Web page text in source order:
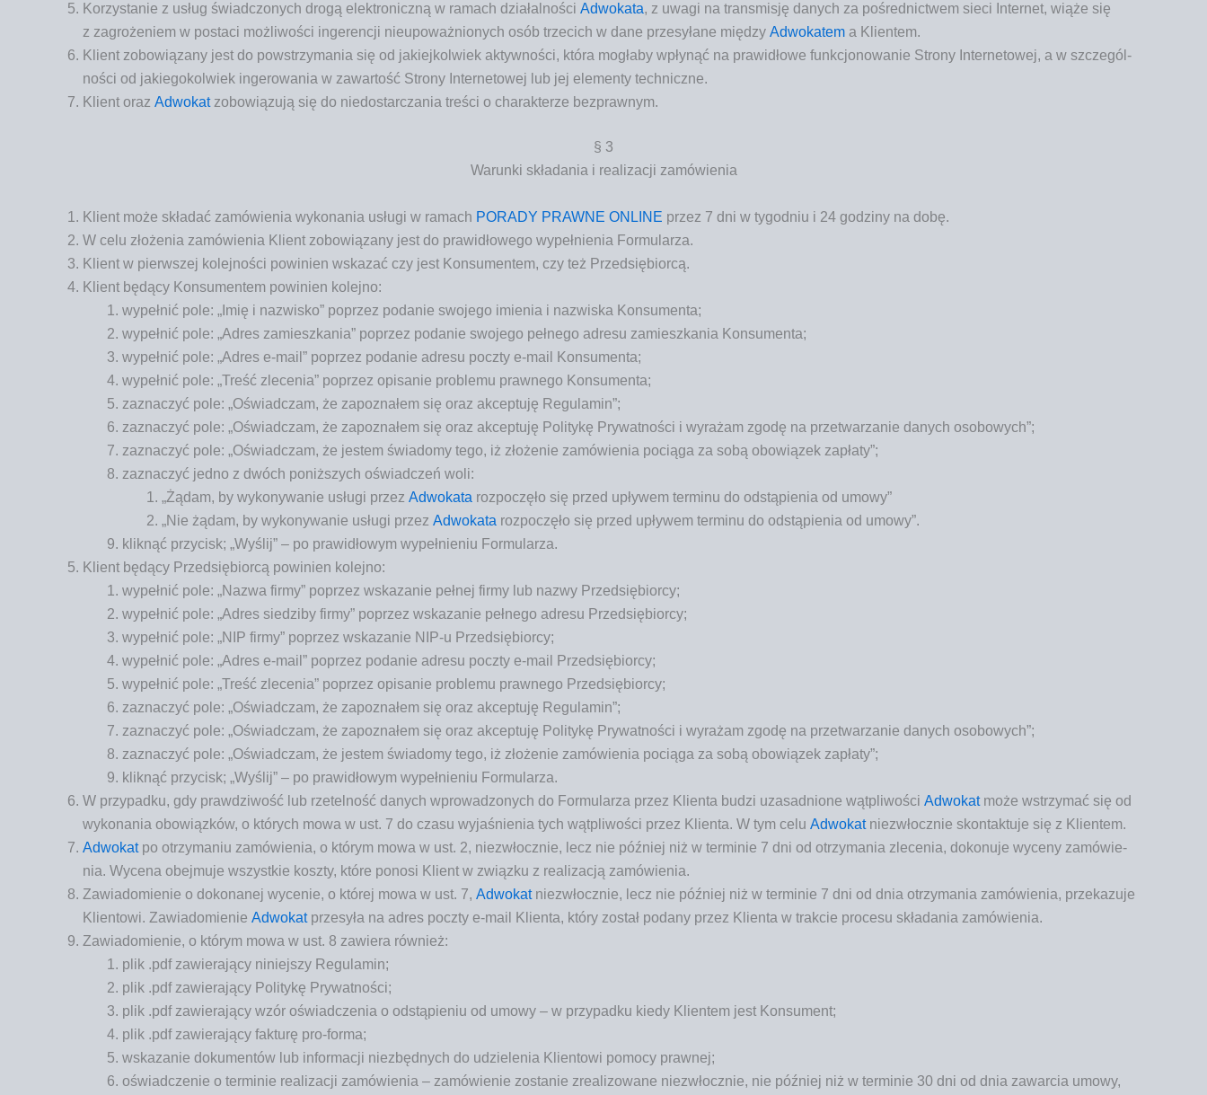
Korzy­sta­nie z usług świad­czo­nych dro­gą elek­tro­nicz­ną w ramach dzia­łal­no­ści Adwo­ka­ta, z uwa­gi na trans­mi­sję danych za pośred­nic­twem sie­ci Inter­net, wią­że się
z zagro­że­niem w posta­ci moż­li­wo­ści inge­ren­cji nie­upo­waż­nio­nych osób trze­cich w dane prze­sy­ła­ne mię­dzy Adwo­ka­tem a Klientem.
Klient zobo­wią­za­ny jest do powstrzy­ma­nia się od jakiej­kol­wiek aktyw­no­ści, któ­ra mogła­by wpły­nąć na pra­wi­dło­we funk­cjo­no­wa­nie Stro­ny Inter­ne­to­wej, a w szcze­gól­
no­ści od jakie­go­kol­wiek inge­ro­wa­nia w zawar­tość Stro­ny Inter­ne­to­wej lub jej ele­men­ty techniczne.
Klient oraz Adwo­katzobo­wią­zu­ją się do nie­do­star­cza­nia tre­ści o cha­rak­te­rze bezprawnym.
§ 3
Warun­ki skła­da­nia i reali­za­cji zamówienia
Klient może skła­dać zamó­wie­nia wyko­na­nia usłu­gi w ramach PORADY PRAWNE ONLINE przez 7 dni w tygo­dniu i 24 godzi­ny na dobę.
W celu zło­że­nia zamó­wie­nia Klient zobo­wią­za­ny jest do pra­wi­dło­we­go wypeł­nie­nia Formularza.
Klient w pierw­szej kolej­no­ści powi­nien wska­zać czy jest Kon­su­men­tem, czy też Przedsiębiorcą.
Klient będą­cy Kon­su­men­tem powi­nien kolejno:
wypeł­nić pole: „Imię i nazwi­sko” poprzez poda­nie swo­je­go imie­nia i nazwi­ska Konsumenta;
wypeł­nić pole: „Adres zamiesz­ka­nia” poprzez poda­nie swo­je­go peł­ne­go adre­su zamiesz­ka­nia Konsumenta;
wypeł­nić pole: „Adres e‑mail” poprzez poda­nie adre­su pocz­ty e‑mail Konsumenta;
wypeł­nić pole: „Treść zle­ce­nia” poprzez opi­sa­nie pro­ble­mu praw­ne­go Konsumenta;
zazna­czyć pole: „Oświad­czam, że zapo­zna­łem się oraz akcep­tu­ję Regulamin”;
zazna­czyć pole: „Oświad­czam, że zapo­zna­łem się oraz akcep­tu­ję Poli­ty­kę Pry­wat­no­ści i wyra­żam zgo­dę na prze­twa­rza­nie danych osobowych”;
zazna­czyć pole: „Oświad­czam, że jestem świa­do­my tego, iż zło­że­nie zamó­wie­nia pocią­ga za sobą obo­wią­zek zapłaty”;
zazna­czyć jed­no z dwóch poniż­szych oświad­czeń woli:
„Żądam, by wyko­ny­wa­nie usłu­gi przez Adwo­ka­ta roz­po­czę­ło się przed upły­wem ter­mi­nu do odstą­pie­nia od umowy”
„Nie żądam, by wyko­ny­wa­nie usłu­gi przez Adwo­ka­ta roz­po­czę­ło się przed upły­wem ter­mi­nu do odstą­pie­nia od umowy”.
klik­nąć przy­cisk; „Wyślij” – po pra­wi­dło­wym wypeł­nie­niu Formularza.
Klient będą­cy Przed­się­bior­cą powi­nien kolejno:
wypeł­nić pole: „Nazwa fir­my” poprzez wska­za­nie peł­nej fir­my lub nazwy Przedsiębiorcy;
wypeł­nić pole: „Adres sie­dzi­by fir­my” poprzez wska­za­nie peł­ne­go adre­su Przedsiębiorcy;
wypeł­nić pole: „NIP fir­my” poprzez wska­za­nie NIP‑u Przedsiębiorcy;
wypeł­nić pole: „Adres e‑mail” poprzez poda­nie adre­su pocz­ty e‑mail Przedsiębiorcy;
wypeł­nić pole: „Treść zle­ce­nia” poprzez opi­sa­nie pro­ble­mu praw­ne­go Przedsiębiorcy;
zazna­czyć pole: „Oświad­czam, że zapo­zna­łem się oraz akcep­tu­ję Regulamin”;
zazna­czyć pole: „Oświad­czam, że zapo­zna­łem się oraz akcep­tu­ję Poli­ty­kę Pry­wat­no­ści i wyra­żam zgo­dę na prze­twa­rza­nie danych osobowych”;
zazna­czyć pole: „Oświad­czam, że jestem świa­do­my tego, iż zło­że­nie zamó­wie­nia pocią­ga za sobą obo­wią­zek zapłaty”;
klik­nąć przy­cisk; „Wyślij” – po pra­wi­dło­wym wypeł­nie­niu Formularza.
W przy­pad­ku, gdy praw­dzi­wość lub rze­tel­ność danych wpro­wa­dzo­nych do For­mu­la­rza przez Klien­ta budzi uza­sad­nio­ne wąt­pli­wo­ści Adwo­katmoże wstrzy­mać się od
wyko­na­nia obo­wiąz­ków, o któ­rych mowa w ust. 7 do cza­su wyja­śnie­nia tych wąt­pli­wo­ści przez Klien­ta. W tym celu Adwo­katnie­zwłocz­nie skon­tak­tu­je się z Klientem.
Adwo­katpo otrzy­ma­niu zamó­wie­nia, o któ­rym mowa w ust. 2, nie­zwłocz­nie, lecz nie póź­niej niż w ter­mi­nie 7 dni od otrzy­ma­nia zle­ce­nia, doko­nu­je wyce­ny zamó­wie­
nia. Wyce­na obej­mu­je wszyst­kie kosz­ty, któ­re pono­si Klient w związ­ku z reali­za­cją zamówienia.
Zawia­do­mie­nie o doko­na­nej wyce­nie, o któ­rej mowa w ust. 7, Adwo­kat nie­zwłocz­nie, lecz nie póź­niej niż w ter­mi­nie 7 dni od dnia otrzy­ma­nia zamó­wie­nia, prze­ka­zu­je
Klien­to­wi. Zawia­do­mie­nie Adwo­katprze­sy­ła na adres pocz­ty e‑mail Klien­ta, któ­ry został poda­ny przez Klien­ta w trak­cie pro­ce­su skła­da­nia zamówienia.
Zawia­do­mie­nie, o któ­rym mowa w ust. 8 zawie­ra również:
plik .pdf zawie­ra­ją­cy niniej­szy Regulamin;
plik .pdf zawie­ra­ją­cy Poli­ty­kę Prywatności;
plik .pdf zawie­ra­ją­cy wzór oświad­cze­nia o odstą­pie­niu od umo­wy – w przy­pad­ku kie­dy Klien­tem jest Konsument;
plik .pdf zawie­ra­ją­cy fak­tu­rę pro-forma;
wska­za­nie doku­men­tów lub infor­ma­cji nie­zbęd­nych do udzie­le­nia Klien­to­wi pomo­cy prawnej;
oświad­cze­nie o ter­mi­nie reali­za­cji zamó­wie­nia – zamó­wie­nie zosta­nie zre­ali­zo­wa­ne nie­zwłocz­nie, nie póź­niej niż w ter­mi­nie 30 dni od dnia zawar­cia umo­wy,